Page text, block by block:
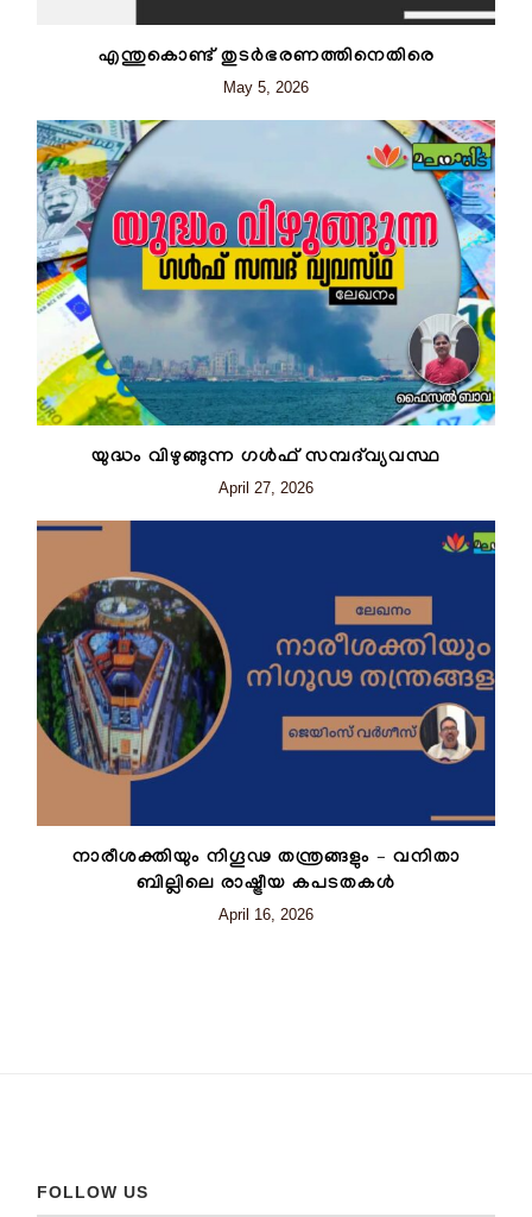
എന്തുകൊണ്ട് തുടർഭരണത്തിനെതിരെ
May 5, 2026
യുദ്ധം വിഴുങ്ങുന്ന ഗൾഫ് സമ്പദ്‌വ്യവസ്ഥ
April 27, 2026
നാരീശക്തിയും നിഗൂഢ തന്ത്രങ്ങളും – വനിതാ
ബില്ലിലെ രാഷ്ട്രീയ കപടതകൾ
April 16, 2026
FOLLOW US